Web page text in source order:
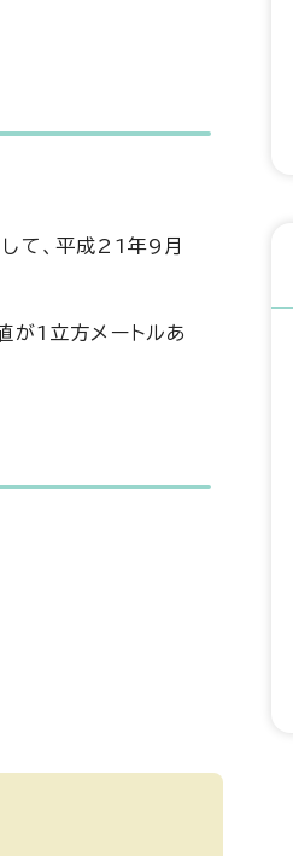
て、平成21年9月
が1立方メートルあ